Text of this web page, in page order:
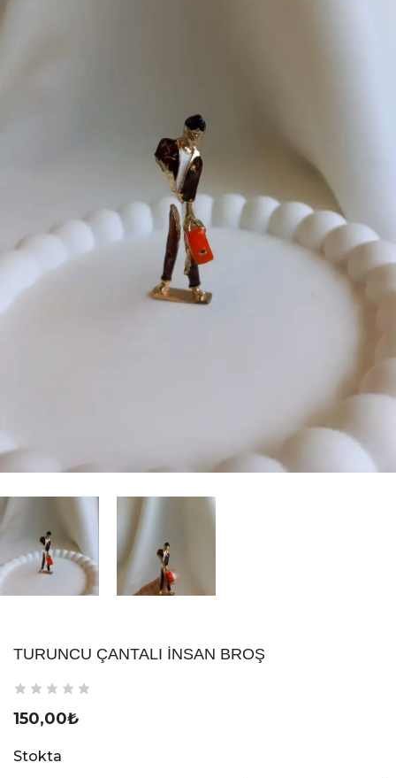
TURUNCU ÇANTALI İNSAN BROŞ
150,00₺
Stokta